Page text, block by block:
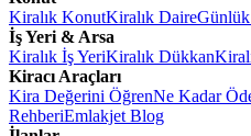
Kiralık KonutKiralık Daire
İş Yeri & Arsa
Kiralık İş YeriKiralık Dükkan
Kiracı Araçları
Kira Değerini ÖğrenNe Kadar
RehberiEmlakjet Blog